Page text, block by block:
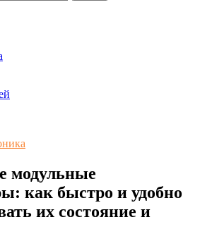
модульные
как быстро и удобно
их состояние и